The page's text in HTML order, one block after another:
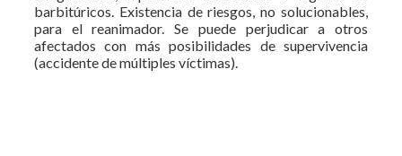
barbitúricos. Existencia de riesgos, no solucionables,
para el reanimador. Se puede perjudicar a otros
afectados con más posibilidades de supervivencia
(accidente de múltiples víctimas).